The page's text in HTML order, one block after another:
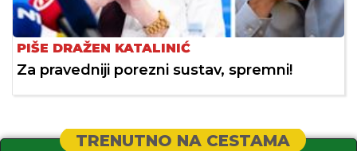
PIŠE DRAŽEN KATALINIĆ
Za pravedniji porezni sustav, spremni!
TRENUTNO NA CESTAMA